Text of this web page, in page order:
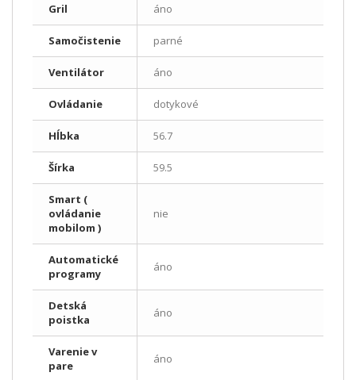
Gril áno
Samočistenie parné
Ventilátor áno
Ovládanie dotykové
Hĺbka 56.7
Šírka 59.5
Smart (
ovládanie
mobilom )
nie
Automatické
programy
áno
Detská
poistka
áno
Varenie v
pare
áno